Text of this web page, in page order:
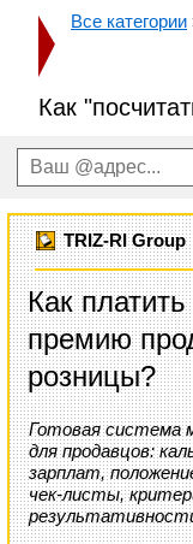
Все категории
Как
TRIZ-RI Group
Как платить
премию
розницы?
Готовая система
для продавцов:
зарплат,
чек-листы,